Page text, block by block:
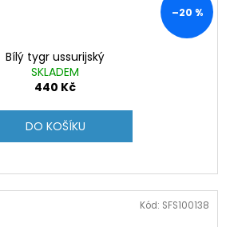
–20 %
Bílý tygr ussurijský
SKLADEM
440 Kč
DO KOŠÍKU
Kód: SFS100138